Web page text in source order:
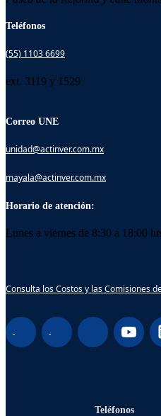
Teléfonos
(55) 1103 6699
ext. 3119 y 1529
Correo UNE
unidad@actinver.com.mx
mayala@actinver.com.mx
Horario de atención:
Lunes a viernes de 8:30 a 18:00
Consulta los Costos y las Comisiones
Teléfonos